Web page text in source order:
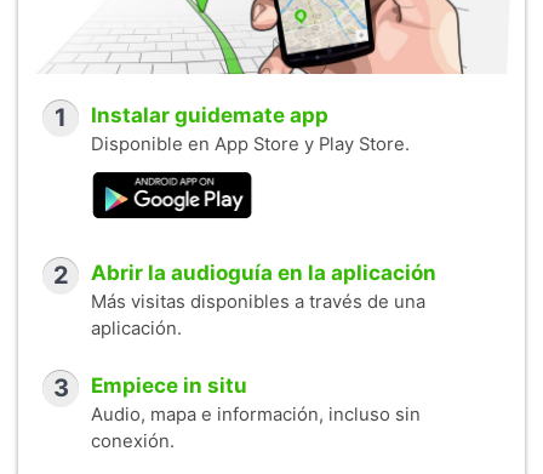
1 Instalar guidemate app
Disponible en App Store y Play Store.
2 Abrir la audioguía en la aplicación
Más visitas disponibles a través de una
aplicación.
3 Empiece in situ
Audio, mapa e información, incluso sin
conexión.